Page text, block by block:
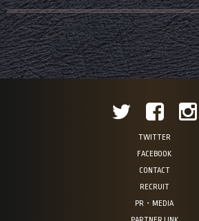
TWITTER
FACEBOOK
CONTACT
RECRUIT
PR・MEDIA